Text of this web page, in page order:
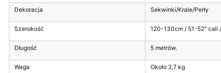
Dekoracja Sekwinki/Krale/Perły
Szerokość 120-130cm / 51-52" cali
Długość 5 metrów.
Waga Około 2,7 kg